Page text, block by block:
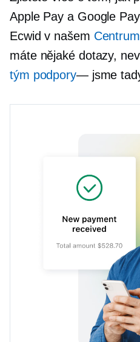
Apple Pay a Google
Ecwid v našem
máte nějaké dotazy,
tým podpory— jsme